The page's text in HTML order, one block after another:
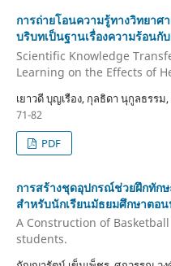
การถ่ายโอนความรู้ทางวิทยาศ
บริบทเป็นฐานเรื่องความร้อนกั
Scientific Knowledge
Learning on the Effects of
เยาวดี บุญเรือง, กุลธิดา นุกูลธรร
71-82
PDF
การสร้างชุดอุปกรณ์ช่วยฝึกทัก
สำหรับนักเรียนมัธยมศึกษาตอ
A Construction of
students.